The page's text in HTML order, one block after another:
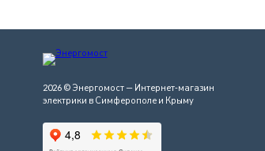
2026 © Энергомост — Интернет-магазин
электрики в Симферополе и Крыму